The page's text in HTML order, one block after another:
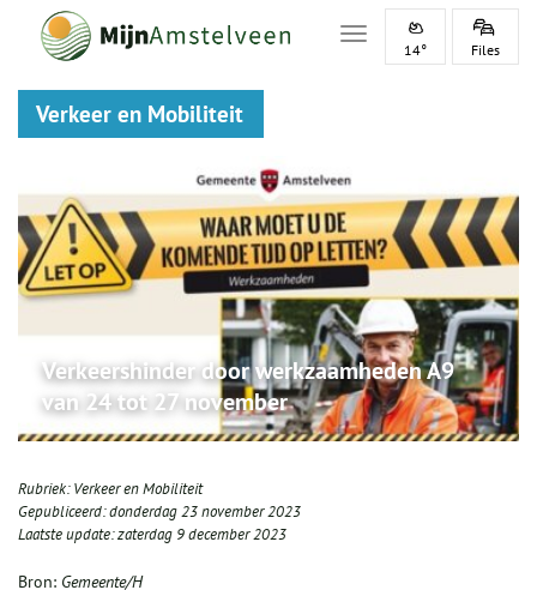
Toggle navigation
14° Files
Verkeer en Mobiliteit
Verkeershinder door werkzaamheden A9
van 24 tot 27 november
Rubriek:Verkeer en Mobiliteit
Gepubliceerd:donderdag 23 november 2023
Laatste update:zaterdag 9 december 2023
Bron: Gemeente/H